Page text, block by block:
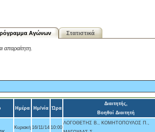
Αγώνων Στατιστικά
απαραίτητη.
Ημέρα Ημ/νία Ώρα
Διαιτητής,
Βοηθοί Διαιτητή
Κυριακή 16/11/14 10:00
ΛΟΓΟΘΕΤΗΣ Β., ΚΟΜΗΤΟΠΟΥΛΟΣ Π.,